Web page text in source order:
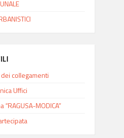
collegamenti
Uffici
MODICA”